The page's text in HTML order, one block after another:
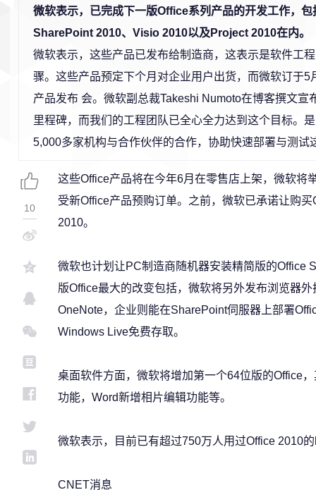
微软表示，已完成下一版Office系列产品的开发工作，
SharePoint 2010、Visio 2010以及Project 2010在内。
微软表示，这些产品已发布给制造商，这表示是软件工
骤。这些产品预定下个月对企业用户出货，而微软订于5
产品发布 会。微软副总裁Takeshi Numoto在博客撰文
里程碑，而我们的工程团队已全心全力达到这个目标。
5,000多家机构与合作伙伴的合作，协助快速部署与测试
这些Office产品将在今年6月在零售店上架，微软将
受新Office产品预购订单。之前，微软已承诺让购
2010。
微软也计划让PC制造商随机器安装精简版的Office
版Office最大的改变包括，微软将另外发布浏览器
OneNote，企业则能在SharePoint伺服器上部署
Windows Live免费存取。
桌面软件方面，微软将增加第一个64位版的Office
功能，Word新增相片编辑功能等。
微软表示，目前已有超过750万人用过Office
CNET消息
10